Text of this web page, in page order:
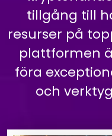
tillgång till
resurser på
plattformen
föra
och